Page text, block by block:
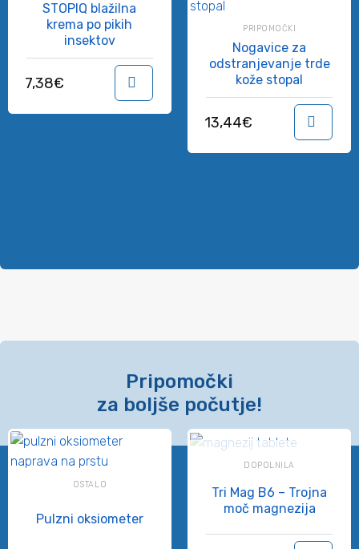
STOPIQ blažilna
krema po pikih
insektov
7,38€ V košarico
PRIPOMOČKI
Nogavice za
odstranjevanje trde
kože stopal
13,44€
Pripomočki
za boljše počutje!
OSTALO
Pulzni oksiometer
Ni na zalogi
DOPOLNILA
Tri Mag B6 – Trojna
moč magnezija